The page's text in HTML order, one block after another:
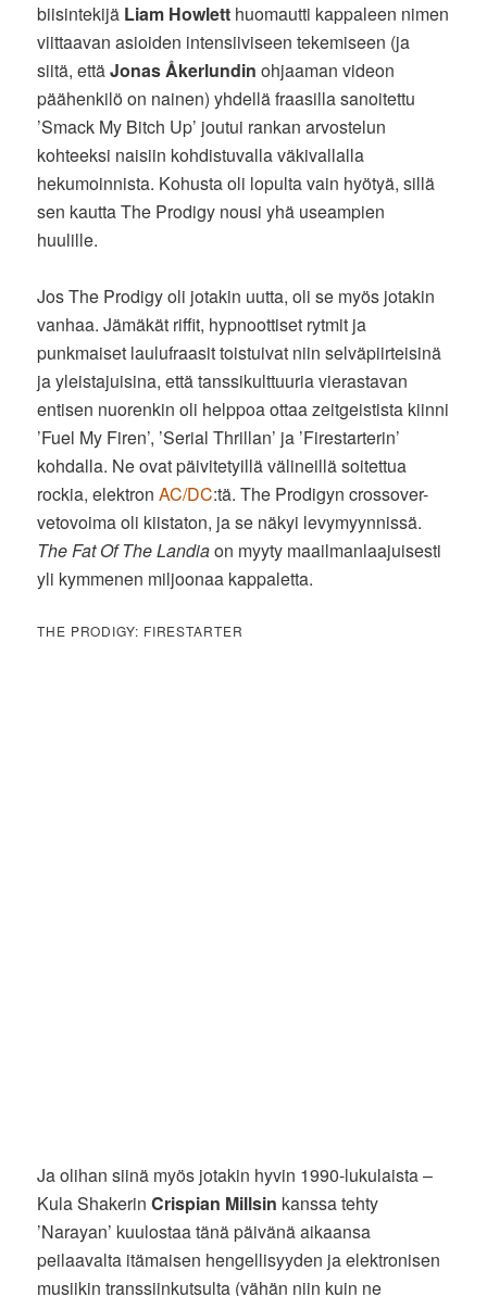
biisintekijä Liam Howlett huomautti kappaleen nimen
viittaavan asioiden intensiiviseen tekemiseen (ja
siitä, ettäJonas Åkerlundin ohjaaman videon
päähenkilö on nainen) yhdellä fraasilla sanoitettu
’Smack My Bitch Up’ joutui rankan arvostelun
kohteeksi naisiin kohdistuvalla väkivallalla
hekumoinnista. Kohusta oli lopulta vain hyötyä, sillä
sen kautta The Prodigy nousi yhä useampien
huulille.
Jos The Prodigy oli jotakin uutta, oli se myös jotakin
vanhaa. Jämäkät riffit, hypnoottiset rytmit ja
punkmaiset laulufraasit toistuivat niin selväpiirteisinä
ja yleistajuisina, että tanssikulttuuria vierastavan
entisen nuorenkin oli helppoa ottaa zeitgeistista kiinni
’Fuel My Firen’, ’Serial Thrillan’ ja ’Firestarterin’
kohdalla. Ne ovat päivitetyillä välineillä soitettua
rockia, elektronAC/DC:tä. The Prodigyn crossover-
vetovoima oli kiistaton, ja se näkyi levymyynnissä.
The Fat Of The Landiaon myyty maailmanlaajuisesti
yli kymmenen miljoonaa kappaletta.
THE PRODIGY: FIRESTARTER
Ja olihan siinä myös jotakin hyvin 1990-lukulaista –
Kula ShakerinCrispian Millsin kanssa tehty
’Narayan’ kuulostaa tänä päivänä aikaansa
peilaavalta itämaisen hengellisyyden ja elektronisen
musiikin transsiinkutsulta (vähän niin kuin ne